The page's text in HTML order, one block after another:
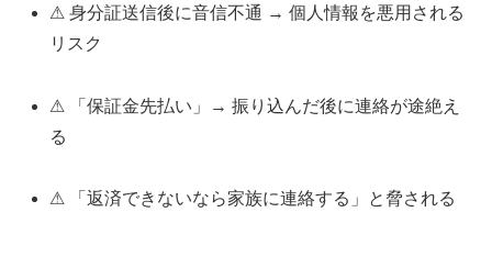
⚠ 身分証送信後に音信不通 → 個人情報を悪用される
リスク
⚠ 「保証金先払い」→ 振り込んだ後に連絡が途絶え
る
⚠ 「返済できないなら家族に連絡する」と脅される